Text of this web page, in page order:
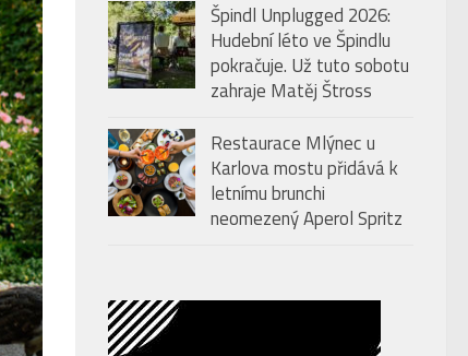
Špindl Unplugged 2026:
Hudební léto ve Špindlu
pokračuje. Už tuto sobotu
zahraje Matěj Štross
Restaurace Mlýnec u
Karlova mostu přidává k
letnímu brunchi
neomezený Aperol Spritz